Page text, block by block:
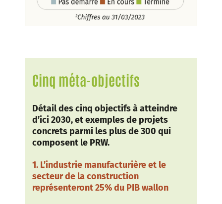
Cinq méta-objectifs
Détail des cinq objectifs à atteindre
d’ici 2030, et exemples de projets
concrets parmi les plus de 300 qui
composent le PRW.
1. L’industrie manufacturière et le
secteur de la construction
représenteront 25% du PIB wallon